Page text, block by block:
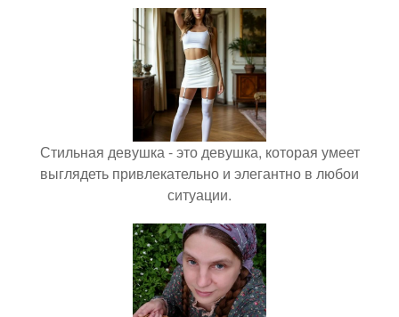
Стильная девушка - это девушка, которая умеет
выглядеть привлекательно и элегантно в любои
ситуации.